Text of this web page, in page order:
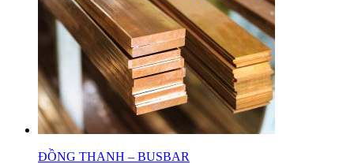
ĐỒNG THANH – BUSBAR